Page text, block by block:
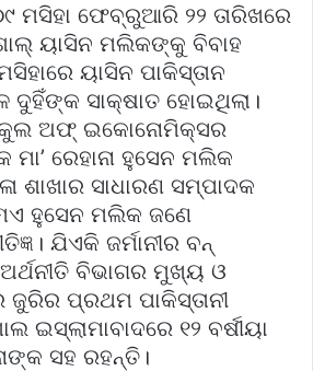
ମସିହା ଫେବ୍ରୁଆରି ୨୨ ତାରିଖରେ
ୟାସିନ ମଲିକଙ୍କୁ ବିବାହ
ୟାସିନ ପାକିସ୍ତାନ
ଦୁହିଁଙ୍କ ସାକ୍ଷାତ ହୋଇଥିଲା।
ଅଫ୍ ଇକୋନୋମିକ୍ସର
ରେହାନା ହୁସେନ ମଲିକ
ଶାଖାର ସାଧାରଣ ସମ୍ପାଦକ
ହୁସେନ ମଲିକ ଜଣେ
ଯିଏକି ଜର୍ମାନୀର ବନ୍
ବିଭାଗର ମୁଖ୍ୟ ଓ
ପ୍ରଥମ ପାକିସ୍ତାନୀ
ଇସ୍ଲାମାବାଦରେ ୧୨ ବର୍ଷୀୟା
ସହ ରହନ୍ତି।